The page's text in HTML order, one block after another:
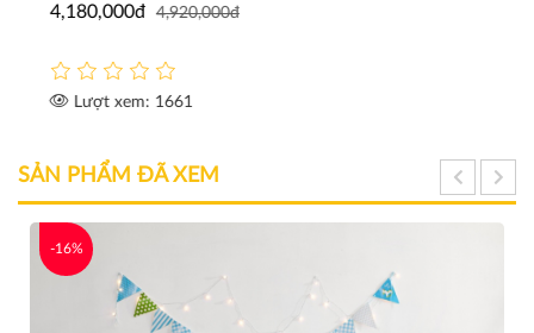
4,180,000đ 4,920,000đ
Lượt xem: 1661
SẢN PHẨM ĐÃ XEM
-16%